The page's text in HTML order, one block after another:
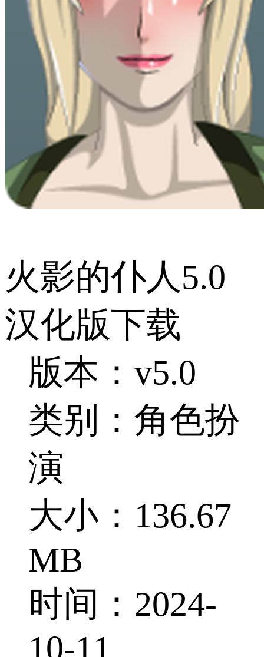
火影的仆人5.0
汉化版下载
版本：v5.0
类别：角色扮
演
大小：136.67
MB
时间：2024-
10-11